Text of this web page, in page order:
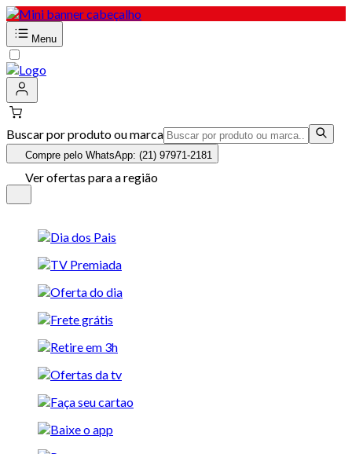
Menu
Buscar por produto ou marca
Compre pelo WhatsApp: (21) 97971-2181
Ver ofertas para a região